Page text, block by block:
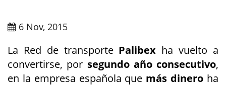
6 Nov, 2015
La Red de transporte Palibex ha vuelto a
convertirse, por segundo año consecutivo,
en la empresa española que más dinero ha